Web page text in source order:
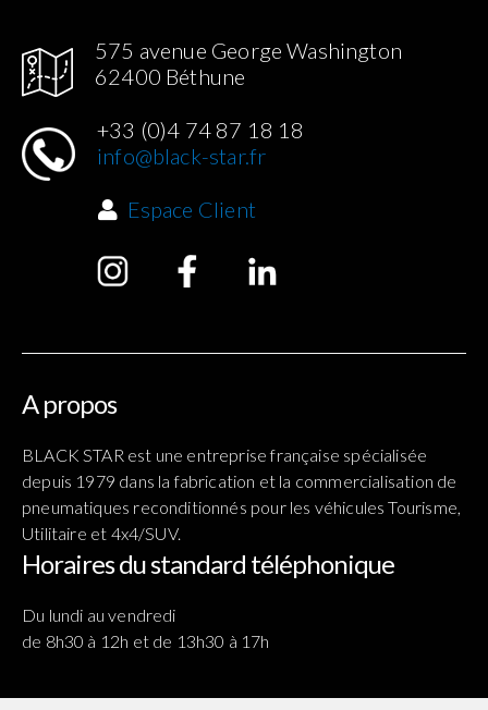
575 avenue George Washington
62400 Béthune
+33 (0)4 74 87 18 18
info@black-star.fr
Espace Client
A propos
BLACK STAR est une entreprise française spécialisée
depuis 1979 dans la fabrication et la commercialisation de
pneumatiques reconditionnés pour les véhicules Tourisme,
Utilitaire et 4x4/SUV.
Horaires du standard téléphonique
Du lundi au vendredi
de 8h30 à 12h et de 13h30 à 17h